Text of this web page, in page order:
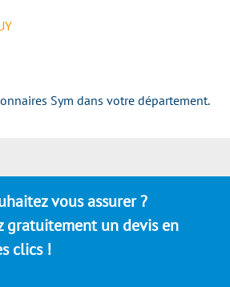
Sym dans votre département.
vous assurer ?
gratuitement un devis en
clics !